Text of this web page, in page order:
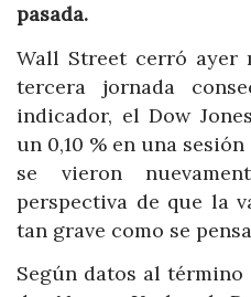
pasada.
Wall Street cerró ayer
tercera jornada
indicador, el Dow
un 0,10 % en una
se vieron
perspectiva de que la
tan grave como se
Según datos al término